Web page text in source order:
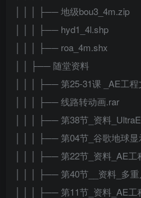
│ │ │ ├── 地级bou3_4m.zip
│ │ │ ├── hyd1_4l.shp
│ │ │ ├── roa_4m.shx
│ │ ├── 随堂资料
│ │ │ ├── 第25-31课 _AE工
│ │ │ ├── 线路转动画.rar
│ │ │ ├── 第38节_资料
│ │ │ ├── 第04节_谷歌地球
│ │ │ ├── 第22节_资料_AE
│ │ │ ├── 第40节__资料_多
│ │ │ ├── 第11节_资料_AE